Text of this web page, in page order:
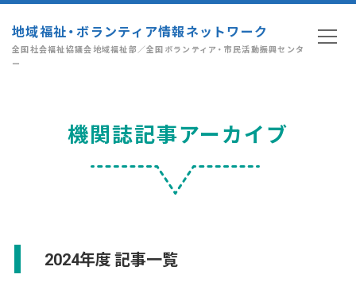
地域福祉・ボランティア情報ネットワーク
全国社会福祉協議会地域福祉部／全国ボランティア・市民活動振興センタ
ー
機関誌記事アーカイブ
2024年度 記事一覧